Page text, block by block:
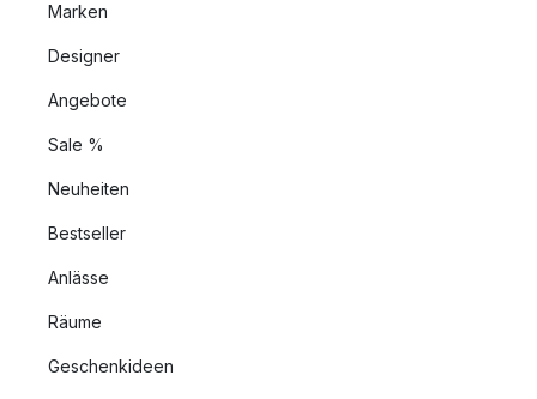
Marken
Designer
Angebote
Sale %
Neuheiten
Bestseller
Anlässe
Räume
Geschenkideen